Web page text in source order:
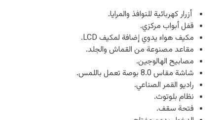
أزرار كهربائية للنوافذ والمرايا.
قفل أبواب مركزي.
مكيف هواء يدوي إضافة لمكيف LCD.
مقاعد مصنوعة من القماش والجلد.
مصابيح الهالوجين.
شاشة مقاس 8.0 بوصة تعمل باللمس.
راديو القمر الصناعي.
نظام بلوتوث.
فتحة سقف.